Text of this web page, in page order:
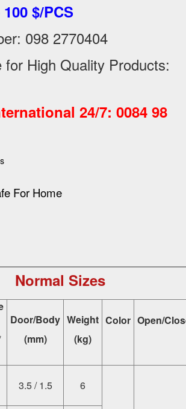
$/PCS
098 2770404
for High Quality Products:
24/7: 0084 98
Normal Sizes
Door/Body
(mm)
Weight
(kg)
Color Open/
3.5 / 1.5 6